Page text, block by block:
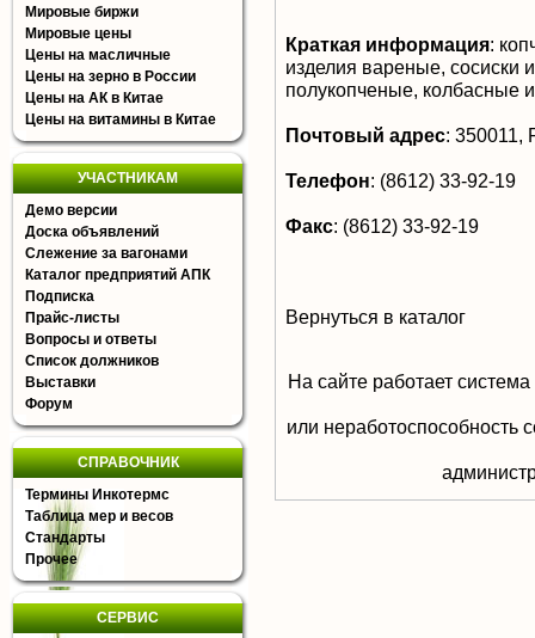
Мировые биржи
Мировые цены
Цены на масличные
Цены на зерно в России
Цены на АК в Китае
Цены на витамины в Китае
УЧАСТНИКАМ
Демо версии
Доска объявлений
Слежение за вагонами
Каталог предприятий АПК
Подписка
Прайс-листы
Вопросы и ответы
Список должников
Выставки
Форум
СПРАВОЧНИК
Термины Инкотермс
Таблица мер и весов
Стандарты
Прочее
СЕРВИС
Краткая информация:
изделия вареные, сосиски
полукопченые, колбасные
Почтовый адрес: 350011,
Телефон: (8612) 33-92-19
Факс: (8612) 33-92-19
Вернуться в каталог
На сайте работает
или неработоспособность